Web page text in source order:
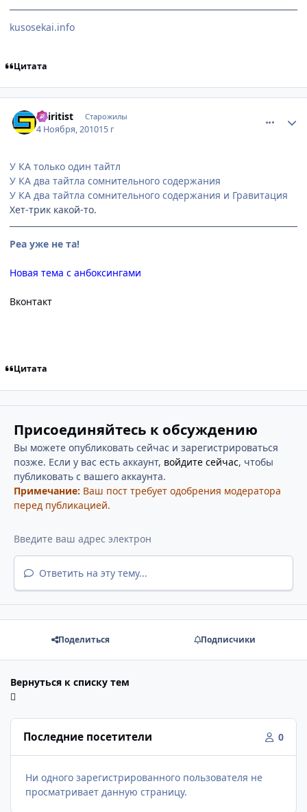
kusosekai.info
Цитата
Spiritist Старожилы
4 Ноября, 201015 г
У КА только один тайтл
У КА два тайтла сомнительного содержания
У КА два тайтла сомнительного содержания и Гравитация
Хет-трик какой-то.
Реа уже не та!
Новая тема с анбоксингами
Вконтакт
Цитата
Присоединяйтесь к обсуждению
Вы можете опубликовать сейчас и зарегистрироваться
позже. Если у вас есть аккаунт, войдите сейчас, чтобы
публиковать с вашего аккаунта.
Примечание: Ваш пост требует одобрения модератора
перед публикацией.
Ответить на эту тему...
Поделиться Подписчики
Вернуться к списку тем
Последние посетители 0
Ни одного зарегистрированного пользователя не
просматривает данную страницу.